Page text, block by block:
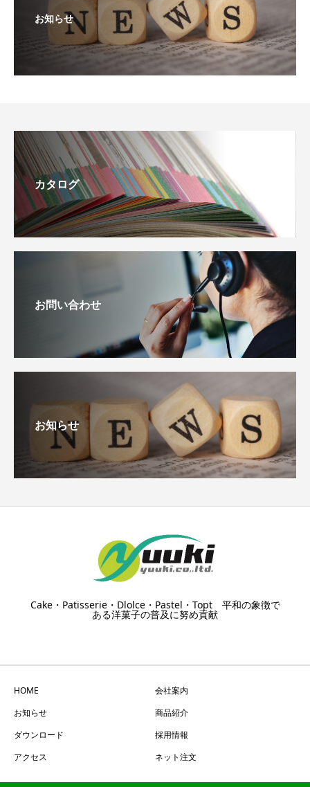
お知らせ
カタログ
お問い合わせ
お知らせ
Cake・Patisserie・Dlolce・Pastel・Topt 平和の象徴で
ある洋菓子の普及に努め貢献
HOME
会社案内
お知らせ
商品紹介
ダウンロード
採用情報
アクセス
ネット注文